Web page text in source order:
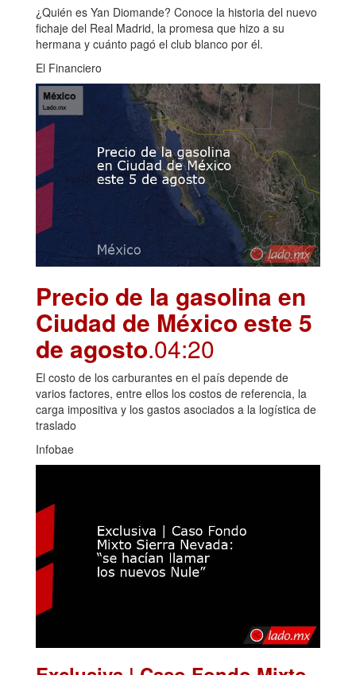
¿Quién es Yan Diomande? Conoce la historia del nuevo
fichaje del Real Madrid, la promesa que hizo a su
hermana y cuánto pagó el club blanco por él.
El Financiero
Precio de la gasolina en
Ciudad de México este 5
de agosto.04:20
El costo de los carburantes en el país depende de
varios factores, entre ellos los costos de referencia, la
carga impositiva y los gastos asociados a la logística de
traslado
Infobae